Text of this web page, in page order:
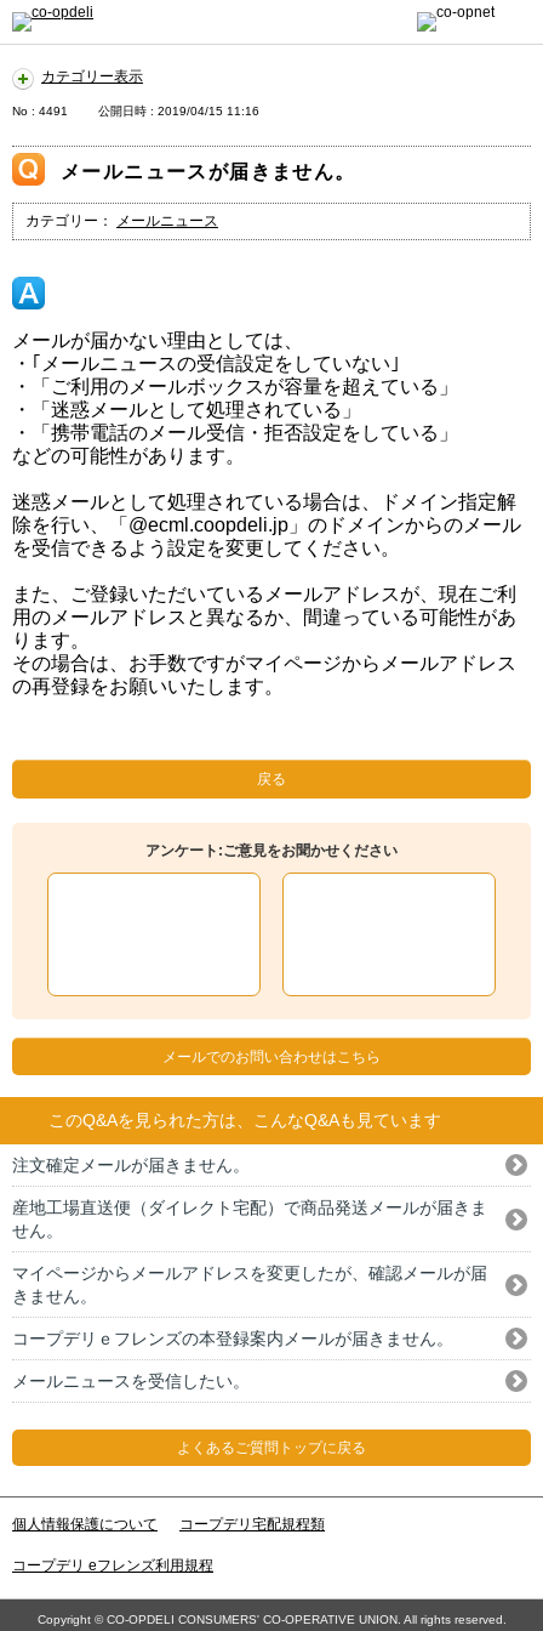
カテゴリー表示
No : 4491 公開日時 : 2019/04/15 11:16
メールニュースが届きません。
カテゴリー： メールニュース
メールが届かない理由としては、
・｢メールニュースの受信設定をしていない｣
・「ご利用のメールボックスが容量を超えている」
・「迷惑メールとして処理されている」
・「携帯電話のメール受信・拒否設定をしている」
などの可能性があります。
迷惑メールとして処理されている場合は、ドメイン指定解
除を行い、「@ecml.coopdeli.jp」のドメインからのメール
を受信できるよう設定を変更してください。
また、ご登録いただいているメールアドレスが、現在ご利
用のメールアドレスと異なるか、間違っている可能性があ
ります。
その場合は、お手数ですがマイページからメールアドレス
の再登録をお願いいたします。
戻る
アンケート:ご意見をお聞かせください
メールでのお問い合わせはこちら
このQ&Aを見られた方は、こんなQ&Aも見ています
注文確定メールが届きません。
産地工場直送便（ダイレクト宅配）で商品発送メールが届きま
せん。
マイページからメールアドレスを変更したが、確認メールが届
きません。
コープデリｅフレンズの本登録案内メールが届きません。
メールニュースを受信したい。
よくあるご質問トップに戻る
個人情報保護について コープデリ宅配規程類
コープデリ eフレンズ利用規程
Copyright © CO-OPDELI CONSUMERS' CO-OPERATIVE UNION. All rights reserved.